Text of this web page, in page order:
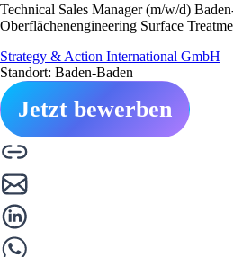
Technical Sales Manager (m/w/d)
Oberflächenengineering Surface
Strategy & Action International GmbH
Standort: Baden-Baden
Jetzt bewerben